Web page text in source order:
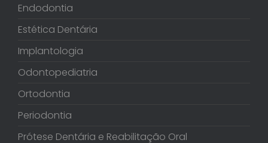
Endodontia
Estética Dentária
Implantologia
Odontopediatria
Ortodontia
Periodontia
Prótese Dentária e Reabilitação Oral